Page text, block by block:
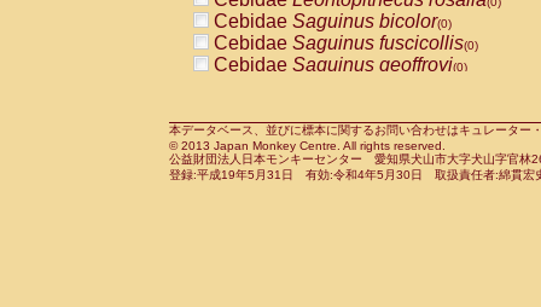
CercopithecidaeCercocebus
CercopithecidaeCercocebus
CercopithecidaeCercocebushybrid
CercopithecidaePapio anubis(0)
CercopithecidaePapio cynocephalus
CercopithecidaePapio hamadryas(0)
Cebidae Saguinus bicolor(0)
Cebidae Saguinus fuscicollis(0)
Cebidae Saguinus geoffroyi(0)
CebidaeSaguinus leucopus(0)
CebidaeSaguinus midas(0)
Cebidae Saguinus mystax(0)
本データベース、並びに標本に関するお問い合わせはキュレータ
© 2013 Japan Monkey Centre. All rights reserved.
公益財団法人日本モンキーセンター 愛知県犬山市大字犬山字官
登録:平成19年5月31日 有効:令和4年5月30日 取扱責任者:綿貫宏